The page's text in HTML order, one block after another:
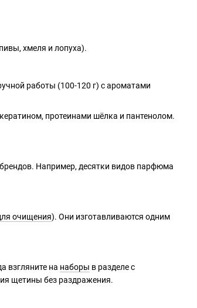
хмеля и лопуха).
работы (100-120 г) с ароматами
протеинами шёлка и пантенолом.
Например, десятки видов парфюма
очищения). Они изготавливаются одним
взгляните на наборы в разделе с
щетины без раздражения.